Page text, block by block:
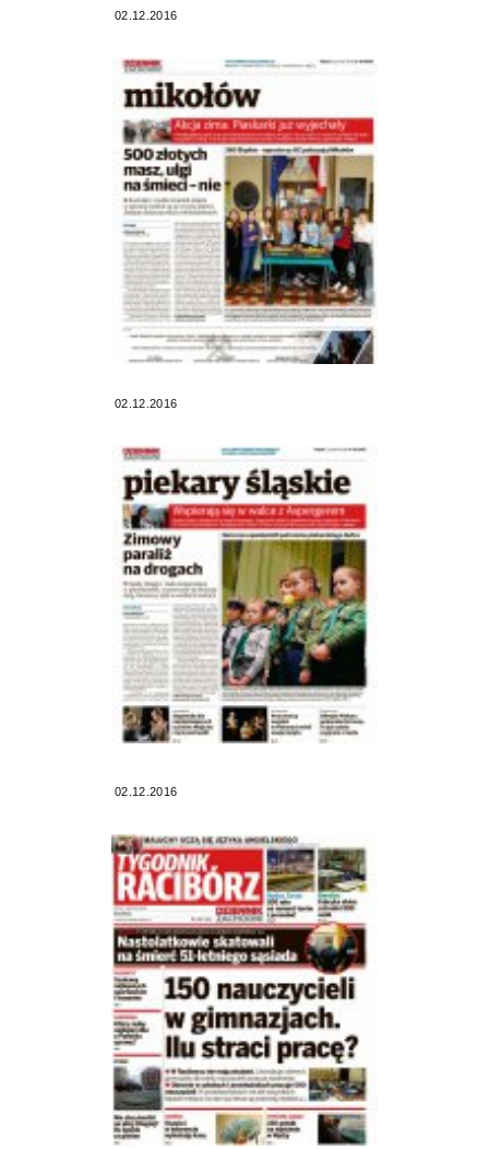
02.12.2016
02.12.2016
02.12.2016